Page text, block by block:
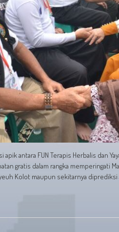
antara FUN Terapis Herbalis dan
gratis dalam rangka memperingati
Kolot maupun sekitarnya